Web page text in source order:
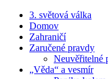
3. světová válka
Domov
Zahraničí
Zaručené pravdy
Neuvěřitelné
„Věda“ a vesmír